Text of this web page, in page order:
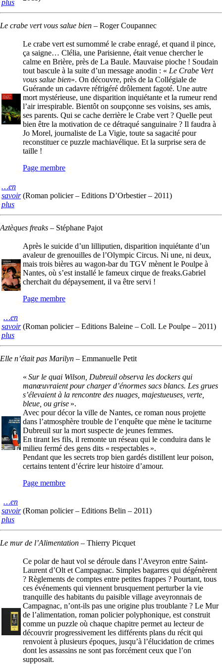
plus
Le crabe vert vous salue bien – Roger Coupannec
Le crabe vert est surnommé le crabe enragé, et quand il pince,
ça saigne… Clélia, une Parisienne, était venue chercher le
calme en Brière, près de La Baule. Mauvaise pioche ! Soudain
tout bascule à la suite d’un message anodin : « Le Crabe Vert
vous salue bien». On découvre, près de la Collégiale de
Guérande un cadavre réfrigéré drôlement fagoté. Une autre
mort mystérieuse, une disparition inquiétante et la rumeur rend
l’air irrespirable. Bientôt on soupçonne ses voisins, ses amis,
ses parents. Qui se cache derrière le Crabe vert ? Quelle peut
bien être la motivation de ce détraqué sanguinaire ? Il faudra à
Jo Morel, journaliste de La Vigie, toute sa sagacité pour
reconstituer ce puzzle machiavélique. Et la surprise sera de
taille !
Page membre
…en
savoir
plus
(Roman policier – Editions D’Orbestier – 2011)
Aztèques freaks – Stéphane Pajot
Après le suicide d’un lilliputien, disparition inquiétante d’un
avaleur de grenouilles de l’Olympic Circus. Ni une, ni deux,
mais trois bières au wagon-bar du TGV mènent le Poulpe à
Nantes, où s’est installé le fameux cirque de freaks.Gabriel
cherchait du dépaysement, il va être servi !
Page membre
…en
savoir
plus
(Roman policier – Editions Baleine – Coll. Le Poulpe – 2011)
Elle n’était pas Marilyn – Emmanuelle Petit
« Sur le quai Wilson, Dubreuil observa les dockers qui
manœuvraient pour charger d’énormes sacs blancs. Les grues
s’élevaient à la rencontre des nuages, majestueuses, verte,
bleue, ou grise ».
Avec pour décor la ville de Nantes, ce roman nous projette
dans l’atmosphère trouble de l’enquête que mène le taciturne
Dubreuil sur la mort suspecte de jeunes femmes.
En tirant les fils, il remonte un réseau qui le conduira dans le
milieu fermé des gens dits « respectables ».
Pendant que les secrets trop bien gardés distillent leur poison,
certains tentent d’écrire leur histoire d’amour.
Page membre
…en
savoir
plus
(Roman policier – Editions Belin – 2011)
Le mur de l’Alimentation – Thierry Picquet
Ce polar de haut vol se déroule dans l’Aveyron entre Saint-
Laurent d’Olt et Campagnac. Simples bagarres qui dégénèrent
? Règlements de comptes entre petites frappes ? Pourtant, tous
ces événements qui viennent brusquement perturber la vie
tranquille des habitants du paisible village aveyronnais de
Campagnac, n’ont-ils pas une origine plus troublante ? Le Mur
de l’alimentation, roman policier polyphonique, est construit
comme un puzzle où chaque chapitre permet au lecteur de
découvrir progressivement les différents plans du récit qui
renvoient à plusieurs époques, jusqu’à l’élucidation de crimes
dont les assassins ne sont pas forcément ceux que l’on
supposait.